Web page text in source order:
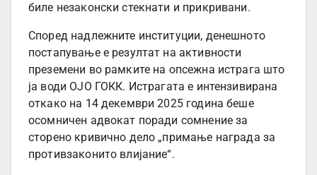
биле незаконски стекнати и прикривани.
Според надлежните институции, денешното
постапување е резултат на активности
преземени во рамките на опсежна истрага што
ја води ОЈО ГОКК. Истрагата е интензивирана
откако на 14 декември 2025 година беше
осомничен адвокат поради сомнение за
сторено кривично дело „примање награда за
противзаконито влијание“.